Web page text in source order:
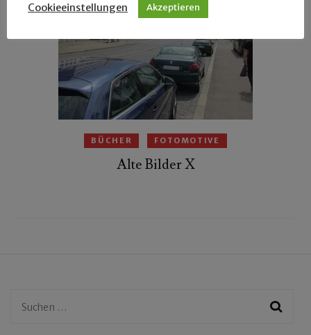
BÜCHER FOTOMOTIVE
Alte Bilder X
Suchen
Cookieeinstellungen Akzeptieren